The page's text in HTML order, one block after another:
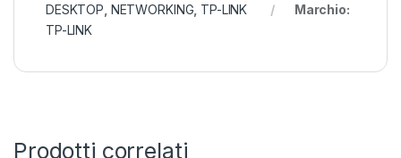
DESKTOP NETWORKING TP-LINK
Marchio:
TP-LINK
Prodotti correlati